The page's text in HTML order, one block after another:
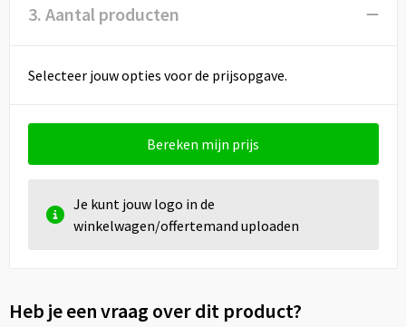
3. Aantal producten
Selecteer jouw opties voor de prijsopgave.
Bereken mijn prijs
Je kunt jouw logo in de
winkelwagen/offertemand uploaden
Heb je een vraag over dit product?